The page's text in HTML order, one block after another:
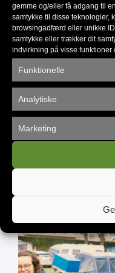
gemme og/eller få adgang til
samtykke til disse teknologier,
browsingadfærd eller unikke
samtykke eller trækker dit
indvirkning på visse funktioner
Funktionelle
Analytiske
Marketing
Københavns
Vandværket